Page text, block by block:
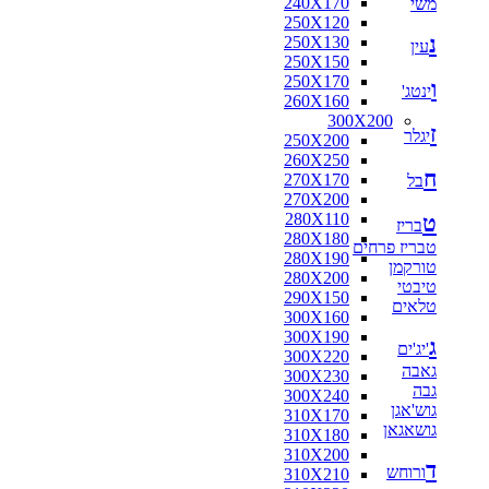
250X120
250X130
250X150
250X170
260X160
300X200
250X200
260X250
270X170
270X200
280X110
280X180
280X190
280X200
290X150
300X160
300X190
300X220
300X230
300X240
310X170
310X180
310X200
310X210
משי
נעין
וינטג'
זיגלר
חבל
טבריז
טבריז פרחים
טורקמן
טיבטי
טלאים
ג'יג'ים
גאבה
גבה
גוש'אגן
גושאגאן
דורוחש
160X160
170X120
170X125
170X160
180X110
180X115
180X120
180X130
180X140
180X160
180X180
190X130
200X100
200X130
200X140
200X150
200X80
210X130
210X140
210X240
216X250
220X100
220X110
220X120
220X130